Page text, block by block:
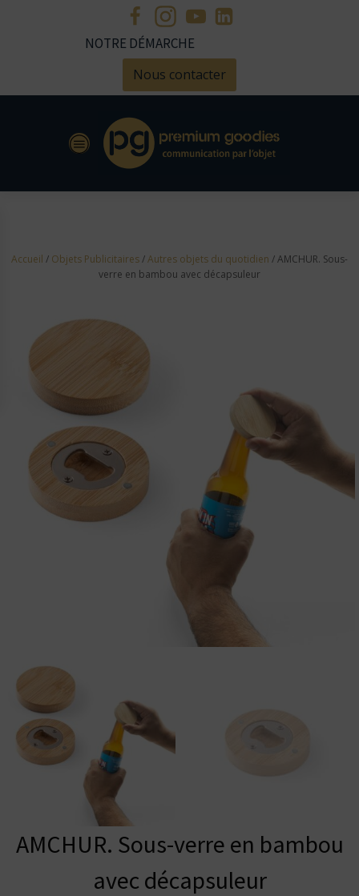
NOTRE DÉMARCHE
Nous contacter
Accueil / Objets Publicitaires/Autres objets du quotidien / AMCHUR. Sous-
verre en bambou avec décapsuleur
AMCHUR. Sous-verre en bambou
avec décapsuleur